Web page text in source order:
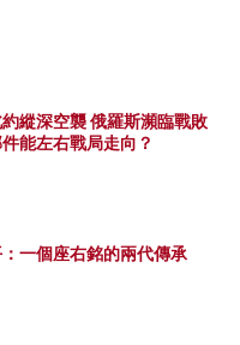
縱深空襲 俄羅斯瀕臨戰敗
能左右戰局走向？
一個座右銘的兩代傳承